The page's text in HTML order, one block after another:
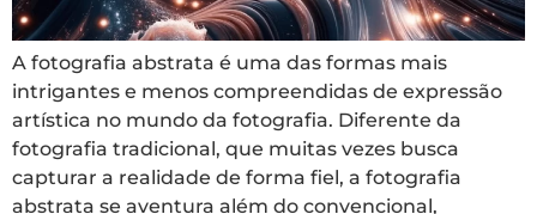
A fotografia abstrata é uma das formas mais
intrigantes e menos compreendidas de expressão
artística no mundo da fotografia. Diferente da
fotografia tradicional, que muitas vezes busca
capturar a realidade de forma fiel, a fotografia
abstrata se aventura além do convencional,